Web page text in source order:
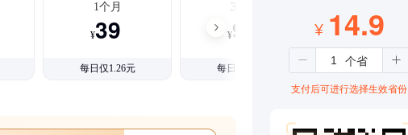
1个月
¥39
每日仅1.26元
3个月
¥99
每日仅1.08元
¥ 14.9
支付后可进行选择生效省份